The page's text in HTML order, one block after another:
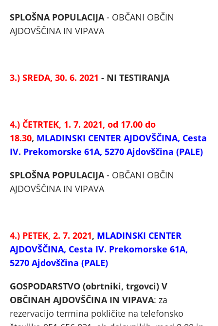
SPLOŠNA POPULACIJA - OBČANI OBČIN
AJDOVŠČINA IN VIPAVA
3.) SREDA, 30. 6. 2021 - NI TESTIRANJA
4.) ČETRTEK, 1. 7. 2021, od 17.00 do
18.30, MLADINSKI CENTER AJDOVŠČINA, Cesta
IV. Prekomorske 61A, 5270 Ajdovščina (PALE)
SPLOŠNA POPULACIJA - OBČANI OBČIN
AJDOVŠČINA IN VIPAVA
4.) PETEK, 2. 7. 2021, MLADINSKI CENTER
AJDOVŠČINA, Cesta IV. Prekomorske 61A,
5270 Ajdovščina (PALE)
GOSPODARSTVO (obrtniki, trgovci) V
OBČINAH AJDOVŠČINA IN VIPAVA: za
rezervacijo termina pokličite na telefonsko